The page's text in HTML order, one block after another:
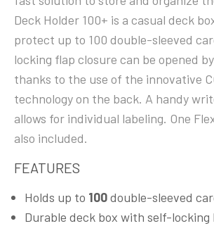
Deck Holder 100+ is a casual deck
protect up to 100 double-sleeved
locking flap closure can be opened
thanks to the use of the innovative
technology on the back. A handy
allows for individual labeling. One
also included.
FEATURES
Holds up to 100double-sleeved
Durable deck box with self-